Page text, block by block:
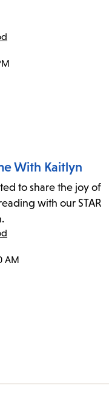
With Kaitlyn
to share the joy of
with our STAR
AM